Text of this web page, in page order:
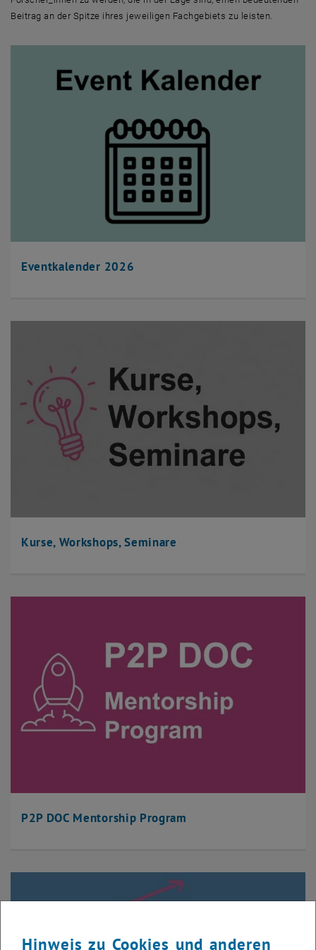
Beitrag an der Spitze ihres jeweiligen Fachgebiets zu leisten.
Eventkalender 2026
Kurse, Workshops, Seminare
P2P DOC Mentorship Program
Hinweis zu Cookies und anderen